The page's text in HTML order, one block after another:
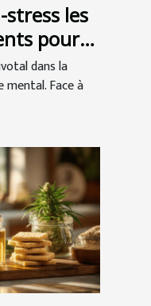
les
pour
dans la
Face à